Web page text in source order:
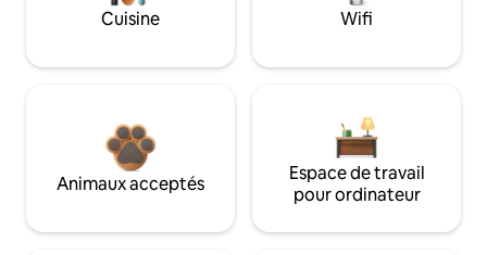
Cuisine Wifi
Animaux acceptés
Espace de travail
pour ordinateur